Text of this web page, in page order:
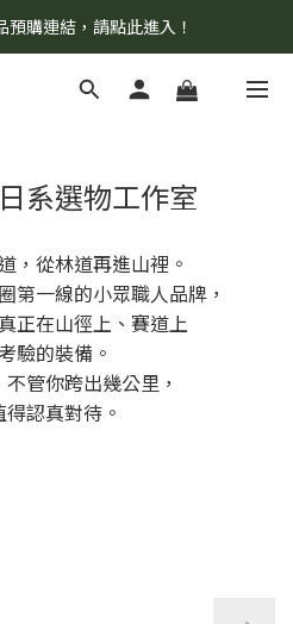
放工作室。請見諒！
購連結，請點此進入！
放工作室。請見諒！
系選物工作室
，從林道再進山裡。
第一線的小眾職人品牌，
正在山徑上、賽道上
驗的裝備。
管你跨出幾公里，
認真對待。